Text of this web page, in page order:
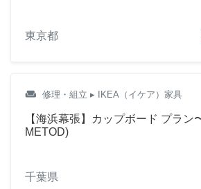
東京都
weekend 修理・組立 ▸ IKEA（イケア）家具
【海浜幕張】カップボード プラン
METOD)
千葉県